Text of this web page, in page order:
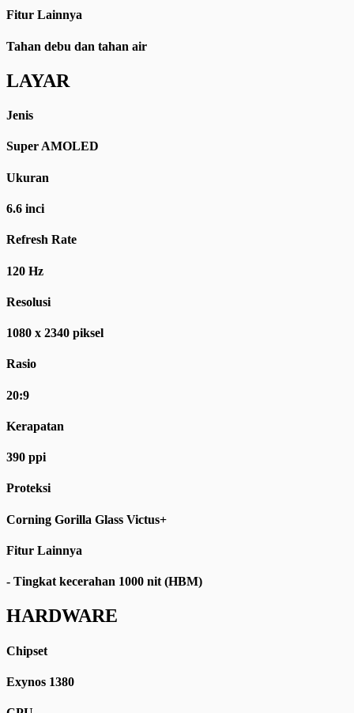
Fitur Lainnya
Tahan debu dan tahan air
LAYAR
Jenis
Super AMOLED
Ukuran
6.6 inci
Refresh Rate
120 Hz
Resolusi
1080 x 2340 piksel
Rasio
20:9
Kerapatan
390 ppi
Proteksi
Corning Gorilla Glass Victus+
Fitur Lainnya
- Tingkat kecerahan 1000 nit (HBM)
HARDWARE
Chipset
Exynos 1380